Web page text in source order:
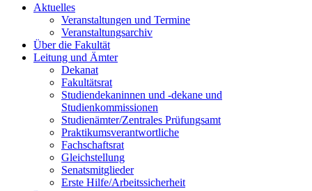
Aktuelles
Veranstaltungen und Termine
Veranstaltungsarchiv
Über die Fakultät
Leitung und Ämter
Dekanat
Fakultätsrat
Studiendekaninnen und -dekane und
Studienkommissionen
Studienämter/Zentrales Prüfungsamt
Praktikumsverantwortliche
Fachschaftsrat
Gleichstellung
Senatsmitglieder
Erste Hilfe/Arbeitssicherheit